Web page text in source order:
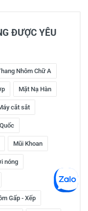
ĐƯỢC YÊU
Nhôm Chữ A
Mặt Nạ Hàn
cắt sắt
Mũi Khoan
nóng
Gấp - Xếp